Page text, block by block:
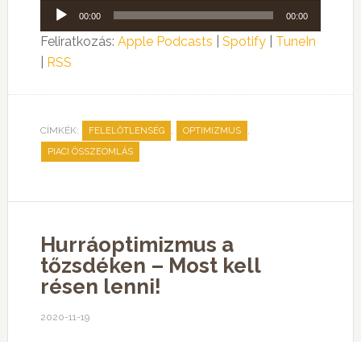
Audió
lejátszó
00:00 00:00
Feliratkozás: Apple Podcasts Spotify| TuneIn
RSS
CÍMKÉK: FELELŐTLENSÉG , OPTIMIZMUS ,
PIACI ÖSSZEOMLÁS
Hurráoptimizmus a
tőzsdéken – Most kell
résen lenni!
2020-11-19